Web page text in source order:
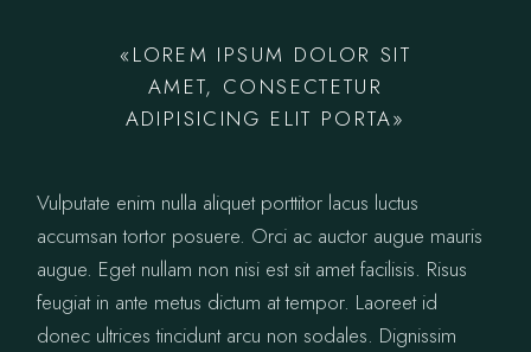
«LOREM IPSUM DOLOR SIT
AMET, CONSECTETUR
ADIPISICING ELIT PORTA»
Vulputate enim nulla aliquet porttitor lacus luctus
accumsan tortor posuere. Orci ac auctor augue mauris
augue. Eget nullam non nisi est sit amet facilisis. Risus
feugiat in ante metus dictum at tempor. Laoreet id
donec ultrices tincidunt arcu non sodales. Dignissim